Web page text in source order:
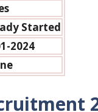
Started
2024